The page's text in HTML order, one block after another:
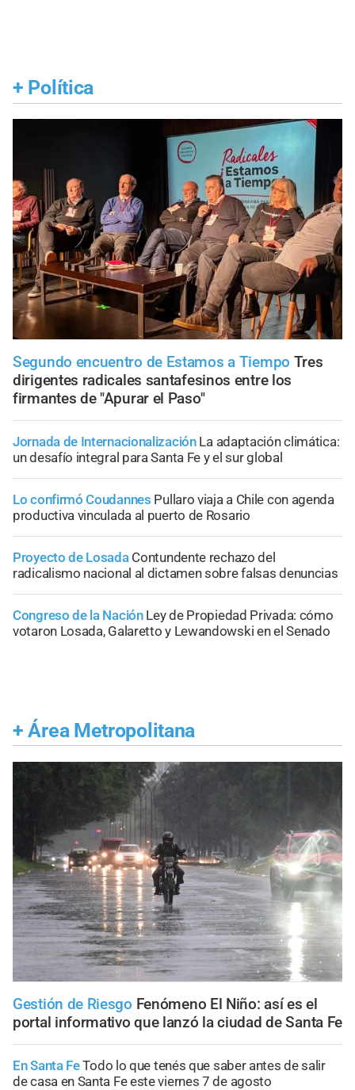
+ Política
Segundo encuentro de Estamos a Tiempo Tres
dirigentes radicales santafesinos entre los
firmantes de "Apurar el Paso"
Jornada de Internacionalización La adaptación climática:
un desafío integral para Santa Fe y el sur global
Lo confirmó Coudannes Pullaro viaja a Chile con agenda
productiva vinculada al puerto de Rosario
Proyecto de Losada Contundente rechazo del
radicalismo nacional al dictamen sobre falsas denuncias
Congreso de la Nación Ley de Propiedad Privada: cómo
votaron Losada, Galaretto y Lewandowski en el Senado
+ Área Metropolitana
Gestión de Riesgo Fenómeno El Niño: así es el
portal informativo que lanzó la ciudad de Santa Fe
En Santa FeTodo lo que tenés que saber antes de salir
de casa en Santa Fe este viernes 7 de agosto